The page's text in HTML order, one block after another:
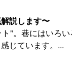
説します〜
"。巷にはいろ
じています。...